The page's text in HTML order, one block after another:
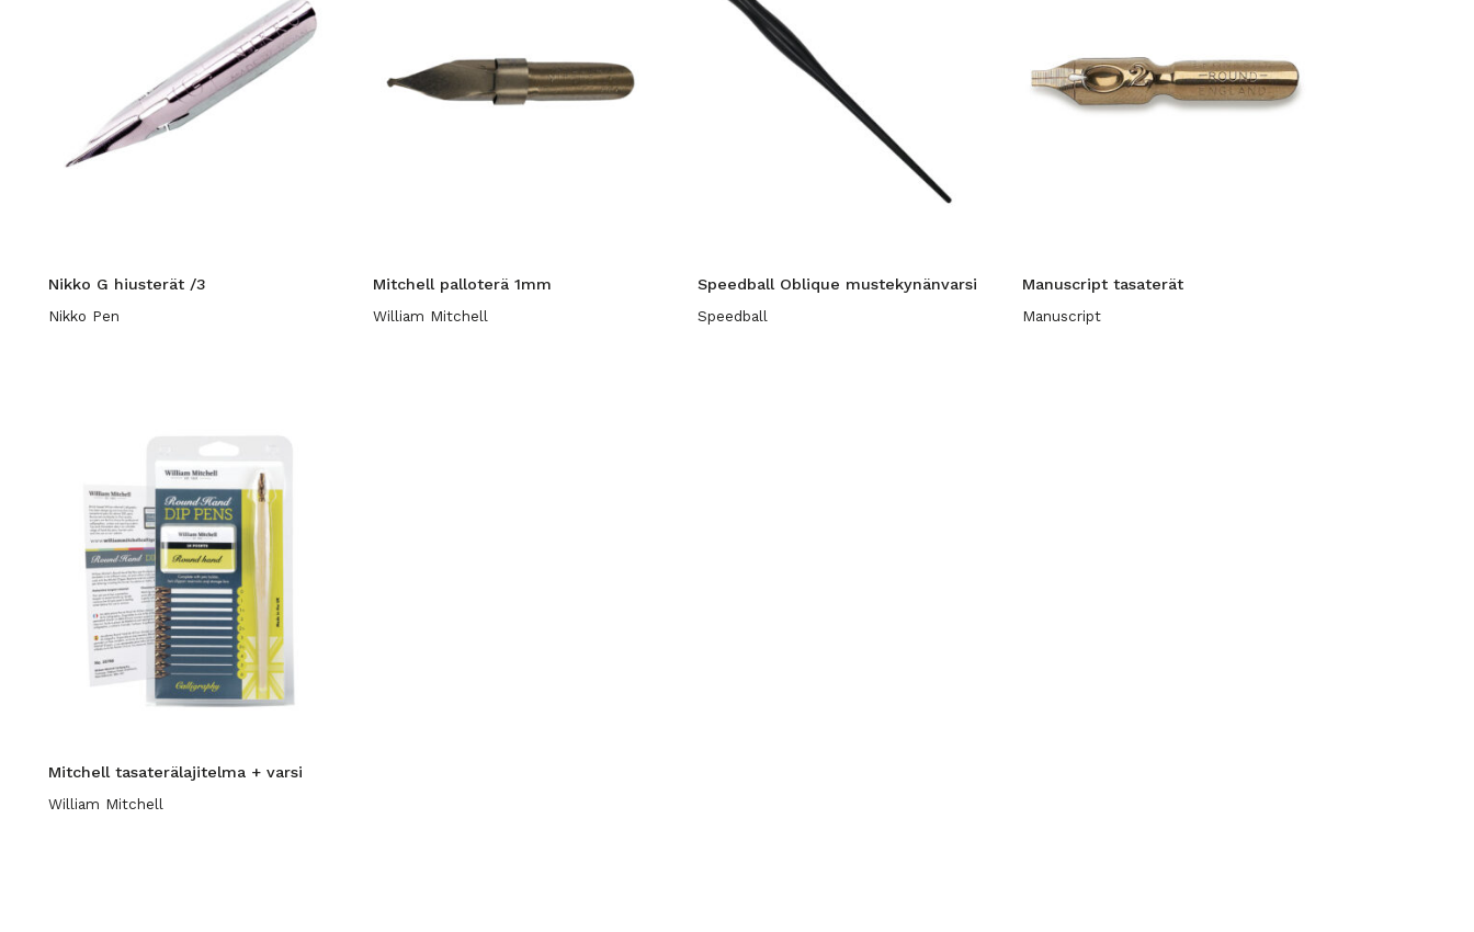
Nikko G hiusterät /3
Nikko Pen
Mitchell palloterä 1mm
William Mitchell
Speedball Oblique mustekynänvarsi
Speedball
Manuscript tasaterät
Manuscript
Mitchell tasaterälajitelma + varsi
William Mitchell